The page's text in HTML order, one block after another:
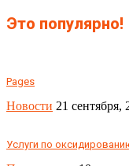
Это популярно!
Pages
Новости 21 сентября,
Услуги по